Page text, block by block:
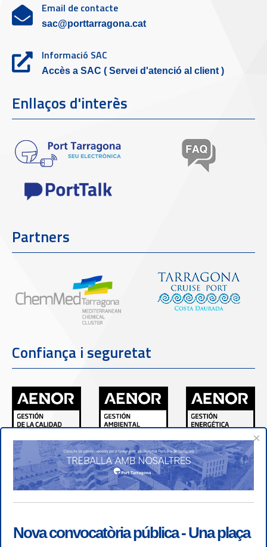
Email de contacte
sac@porttarragona.cat
Informació SAC
Accès a SAC ( Servei d'atenció al client )
Enllaços d'interès
Partners
Confiança i seguretat
×
Nova convocatòria pública - Una plaça